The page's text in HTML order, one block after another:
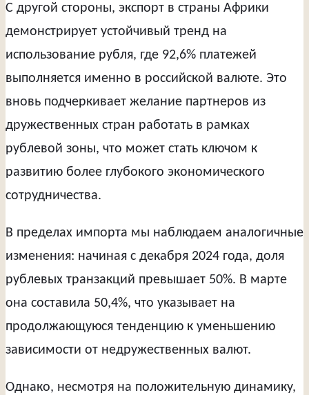
С другой стороны, экспорт в страны Африки
демонстрирует устойчивый тренд на
использование рубля, где 92,6% платежей
выполняется именно в российской валюте. Это
вновь подчеркивает желание партнеров из
дружественных стран работать в рамках
рублевой зоны, что может стать ключом к
развитию более глубокого экономического
сотрудничества.
В пределах импорта мы наблюдаем аналогичные
изменения: начиная с декабря 2024 года, доля
рублевых транзакций превышает 50%. В марте
она составила 50,4%, что указывает на
продолжающуюся тенденцию к уменьшению
зависимости от недружественных валют.
Однако, несмотря на положительную динамику,